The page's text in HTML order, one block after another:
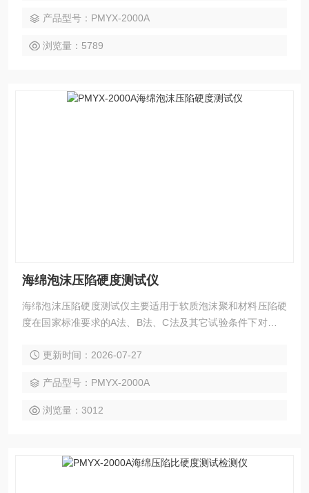
产品型号：PMYX-2000A
浏览量：5789
海绵泡沫压陷硬度测试仪
海绵泡沫压陷硬度测试仪主要适用于软质泡沫聚和材料压陷硬
度在国家标准要求的A法、B法、C法及其它试验条件下对标准
材料的凹入硬度指数、凹入硬度特性、凹入硬度检验以及压缩
更新时间：2026-07-27
产品型号：PMYX-2000A
浏览量：3012